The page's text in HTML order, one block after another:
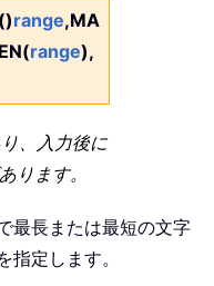
range,MA
range),
、入力後に
ります。
最長または最短の文字
指定します。